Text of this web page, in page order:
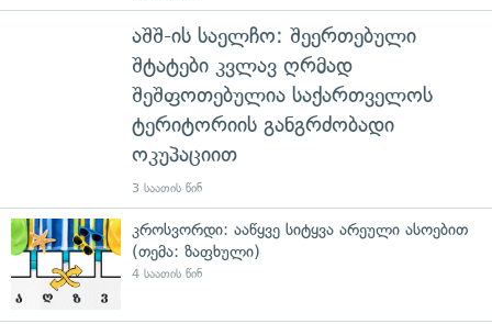
აშშ-ის საელჩო: შეერთებული
შტატები კვლავ ღრმად
შეშფოთებულია საქართველოს
ტერიტორიის განგრძობადი
ოკუპაციით
3 საათის წინ
კროსვორდი: ააწყვე სიტყვა არეული ასოებით
(თემა: ზაფხული)
4 საათის წინ